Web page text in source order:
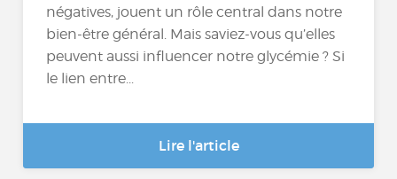
négatives, jouent un rôle central dans notre
bien-être général. Mais saviez-vous qu’elles
peuvent aussi influencer notre glycémie ? Si
le lien entre...
Lire l'article